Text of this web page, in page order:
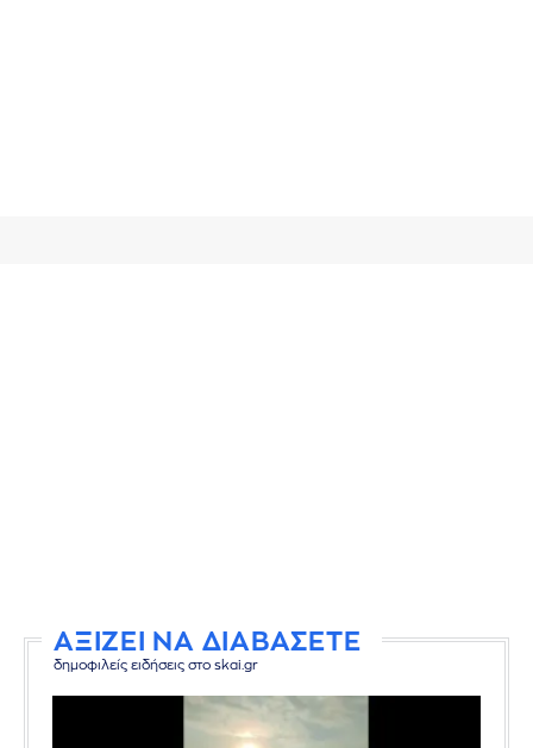
ΑΞΙΖΕΙ ΝΑ ΔΙΑΒΑΣΕΤΕ
δημοφιλείς ειδήσεις στο skai.gr